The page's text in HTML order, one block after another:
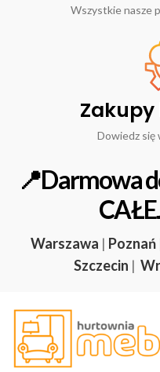
Wszystkie nasze
Zakupy
Dowiedz się
📍Darmowa
Warszawa | Poznań
Szczecin |